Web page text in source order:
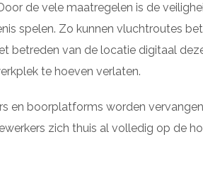
de vele maatregelen is de
spelen. Zo kunnen vluchtroutes
betreden van de locatie digitaal
te hoeven verlaten.
en boorplatforms worden
zich thuis al volledig op de